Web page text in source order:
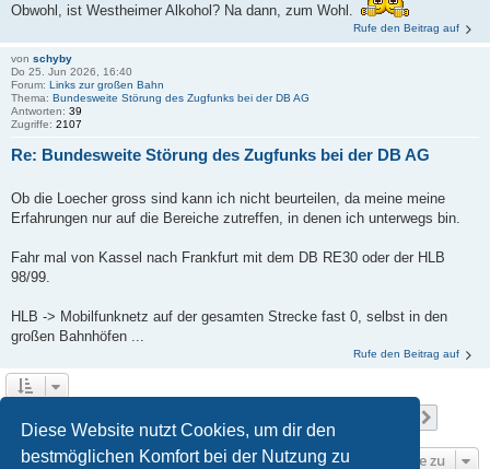
Diese Website nutzt Cookies, um dir den
bestmöglichen Komfort bei der Nutzung zu
Obwohl, ist Westheimer Alkohol? Na dann, zum Wohl.
Rufe den Beitrag auf
von schyby
Do 25. Jun 2026, 16:40
Forum: Links zur großen Bahn
Thema: Bundesweite Störung des Zugfunks bei der DB AG
Antworten: 39
Zugriffe: 2107
Re: Bundesweite Störung des Zugfunks bei der DB AG
Ob die Loecher gross sind kann ich nicht beurteilen, da meine meine
Erfahrungen nur auf die Bereiche zutreffen, in denen ich unterwegs bin.
Fahr mal von Kassel nach Frankfurt mit dem DB RE30 oder der HLB
98/99.
HLB -> Mobilfunknetz auf der gesamten Strecke fast 0, selbst in den
großen Bahnhöfen ...
Rufe den Beitrag auf
Gehe zu